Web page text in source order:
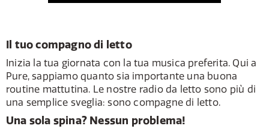
Il tuo compagno di letto
Inizia la tua giornata con la tua musica preferita. Qui a
Pure, sappiamo quanto sia importante una buona
routine mattutina. Le nostre radio da letto sono più di
una semplice sveglia: sono compagne di letto.
Una sola spina? Nessun problema!